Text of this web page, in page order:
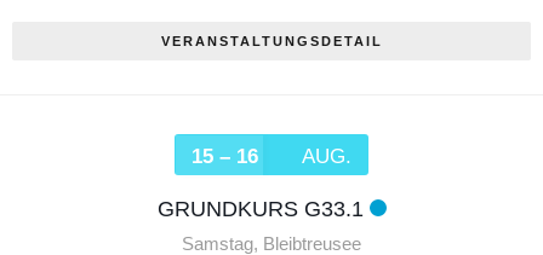
VERANSTALTUNGSDETAIL
15 – 16 AUG.
GRUNDKURS G33.1
Samstag, Bleibtreusee